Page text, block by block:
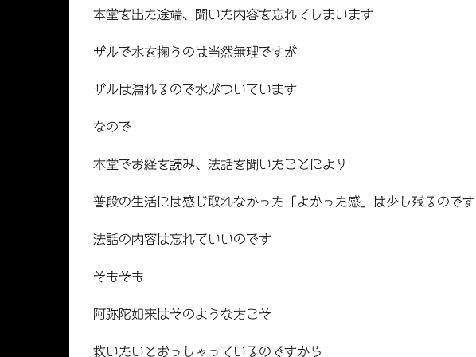
本堂を出た途端、聞いた内容を忘れてしまいます
ザルで水を掬うのは当然無理ですが
ザルは濡れるので水がついています
なので
本堂でお経を読み、法話を聞いたことにより
普段の生活には感じ取れなかった「よかった感」は少し残るのです
法話の内容は忘れていいのです
そもそも
阿弥陀如来はそのような方こそ
救いたいとおっしゃっているのですから